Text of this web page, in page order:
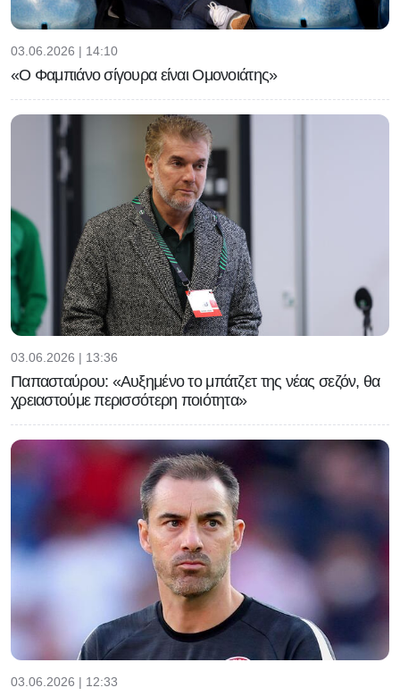
03.06.2026 | 14:10
«Ο Φαμπιάνο σίγουρα είναι Ομονοιάτης»
03.06.2026 | 13:36
Παπασταύρου: «Αυξημένο το μπάτζετ της νέας σεζόν, θα
χρειαστούμε περισσότερη ποιότητα»
03.06.2026 | 12:33